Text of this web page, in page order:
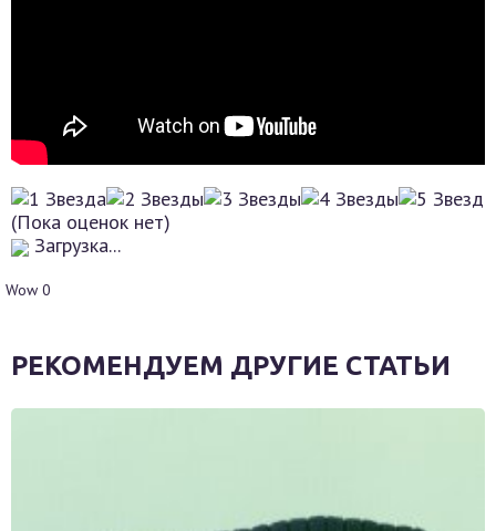
(Пока оценок нет)
Загрузка...
Wow 0
РЕКОМЕНДУЕМ ДРУГИЕ СТАТЬИ